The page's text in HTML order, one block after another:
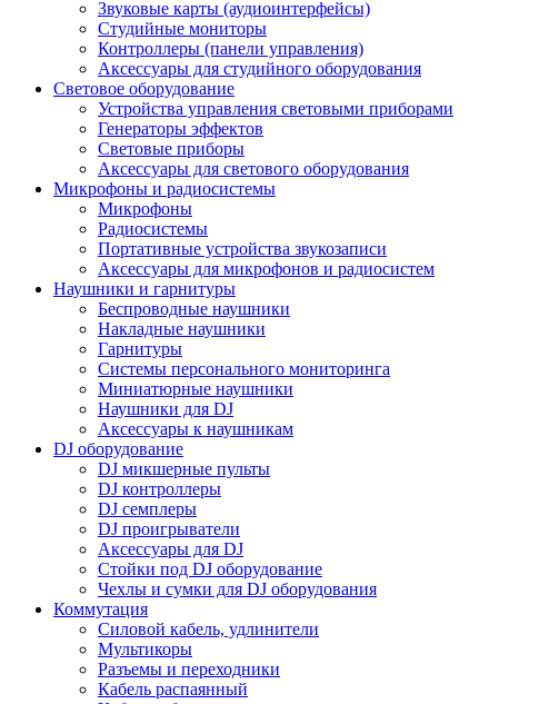
Звуковые карты (аудиоинтерфейсы)
Студийные мониторы
Контроллеры (панели управления)
Аксессуары для студийного оборудования
Световое оборудование
Устройства управления световыми приборами
Генераторы эффектов
Световые приборы
Аксессуары для светового оборудования
Микрофоны и радиосистемы
Микрофоны
Радиосистемы
Портативные устройства звукозаписи
Аксессуары для микрофонов и радиосистем
Наушники и гарнитуры
Беспроводные наушники
Накладные наушники
Гарнитуры
Системы персонального мониторинга
Миниатюрные наушники
Наушники для DJ
Аксессуары к наушникам
DJ оборудование
DJ микшерные пульты
DJ контроллеры
DJ семплеры
DJ проигрыватели
Аксессуары для DJ
Стойки под DJ оборудование
Чехлы и сумки для DJ оборудования
Коммутация
Силовой кабель, удлинители
Мультикоры
Разъемы и переходники
Кабель распаянный